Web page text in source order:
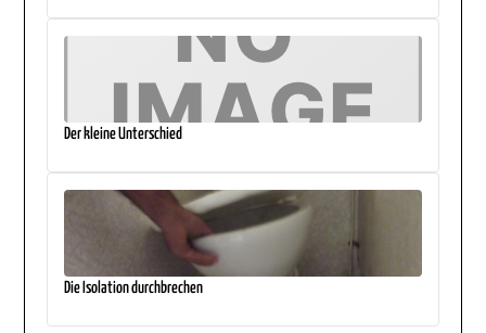
Der kleine Unterschied
Die Isolation durchbrechen